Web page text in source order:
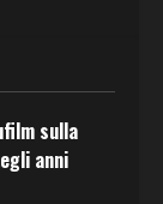
sulla
anni